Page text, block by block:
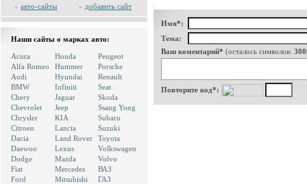
» авто-сайты » добавить сайт
Наши сайты о марках авто:
Acura
Alfa Romeo
Audi
BMW
Chery
Chevrolet
Chrysler
Citroen
Dacia
Daewoo
Dodge
Fiat
Ford
Honda
Hummer
Hyundai
Infiniti
Jaguar
Jeep
KIA
Lancia
Land Rover
Lexus
Mazda
Mercedes
Mitsubishi
Peugeot
Porsche
Renault
Seat
Skoda
Ssang Yong
Subaru
Suzuki
Toyota
Volkswagen
Volvo
ВАЗ
ГАЗ
Имя*:
Тема:
Ваш коментарий* (осталось символов:
Повторите код*: